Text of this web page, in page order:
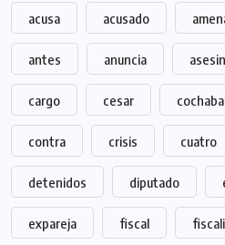
acusa acusado
antes anuncia
cargo cesar
contra crisis cuatro
detenidos diputado
expareja fiscal